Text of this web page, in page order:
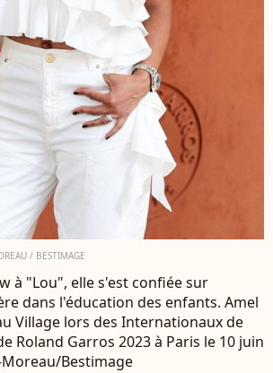
/ BESTIMAGE
à "Lou", elle s'est confiée sur
dans l'éducation des enfants. Amel
Village lors des Internationaux de
Roland Garros 2023 à Paris le 10 juin
Moreau/Bestimage